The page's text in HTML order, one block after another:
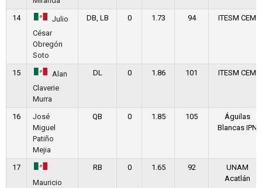
14
Julio
César
Obregón
Soto
DB, LB 0 1.73 94 ITESM CEM
15
Alan
Claverie
Murra
DL 0 1.86 101 ITESM CEM
16
José
Miguel
Patiño
Mejia
QB 0 1.85 105
Águilas
Blancas IPN
17
Mauricio
RB 0 1.65 92
UNAM
Acatlán